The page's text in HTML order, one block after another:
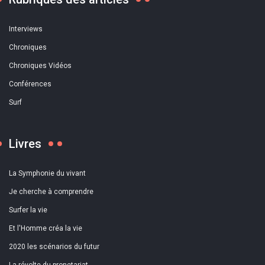
Interviews
Chroniques
Chroniques Vidéos
Conférences
Surf
Livres
La Symphonie du vivant
Je cherche à comprendre
Surfer la vie
Et l'Homme créa la vie
2020 les scénarios du futur